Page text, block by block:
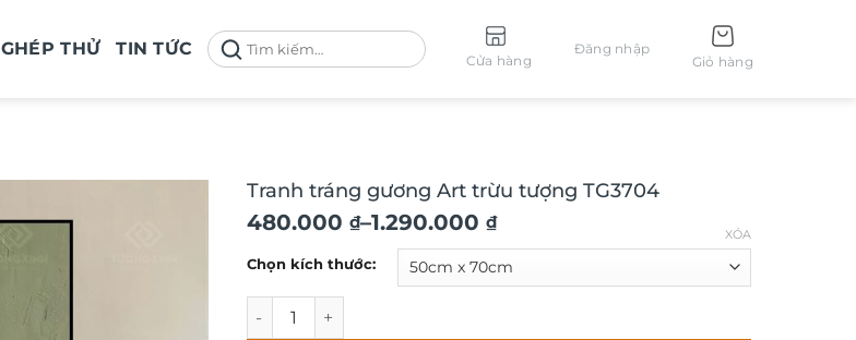
GHÉP THỬ TIN TỨC
Tìm
kiếm:
Cửa hàng
Đăng nhập
Giỏ hàng
Tranh tráng gương Art trừu tượng TG3704
480.000 ₫–1.290.000 ₫
Khoảng
giá:
480.000 ₫
Chọn kích thước:
XÓA
Tranh tráng gương Art trừu tượng TG3704 số lượng